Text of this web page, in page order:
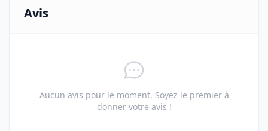
Avis
Aucun avis pour le moment. Soyez le premier à
donner votre avis !